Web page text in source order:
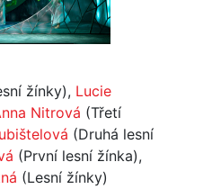
žínky), Lucie
Nitrová (Třetí
(Druhá lesní
(První lesní žínka),
(Lesní žínky)